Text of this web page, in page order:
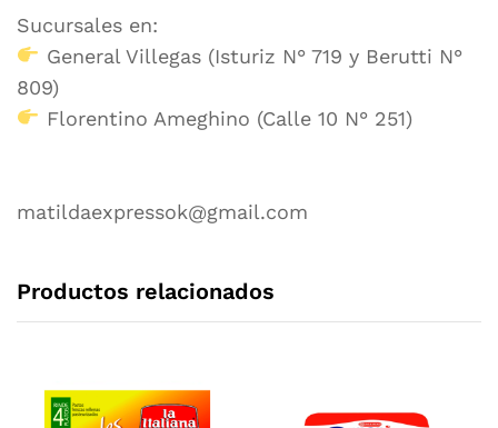
Sucursales en:
General Villegas (Isturiz N° 719 y Berutti N°
809)
Florentino Ameghino (Calle 10 N° 251)
matildaexpressok@gmail.com
Productos relacionados